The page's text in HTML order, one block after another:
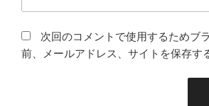
次回のコメントで使用するためブ
前、メールアドレス、サイトを保存す